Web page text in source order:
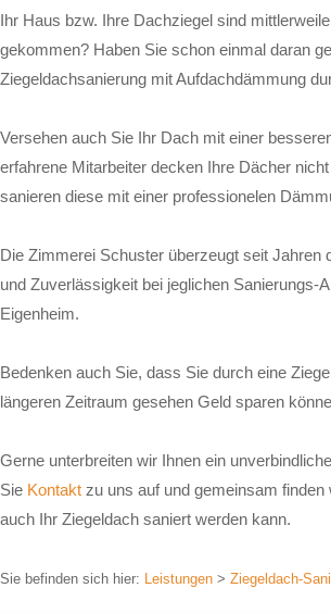
Ihr Haus bzw. Ihre Dachziegel sind
gekommen? Haben Sie schon einmal daran
Ziegeldachsanierung mit Aufdachdämmung
Versehen auch Sie Ihr Dach mit einer
erfahrene Mitarbeiter decken Ihre Dächer
sanieren diese mit einer professionelen
Die Zimmerei Schuster überzeugt seit Jahren
und Zuverlässigkeit bei jeglichen Sanierungs-
Eigenheim.
Bedenken auch Sie, dass Sie durch eine
längeren Zeitraum gesehen Geld sparen
Gerne unterbreiten wir Ihnen ein
Sie Kontakt zu uns auf und gemeinsam finden
auch Ihr Ziegeldach saniert werden kann.
Sie befinden sich hier: Leistungen > Ziegeldach-